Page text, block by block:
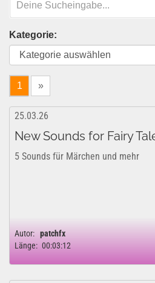
Kategorie:
1 »
25.03.26
New Sounds for Fairy
5 Sounds für Märchen und mehr
Autor: patchfx
Länge: 00:03:12